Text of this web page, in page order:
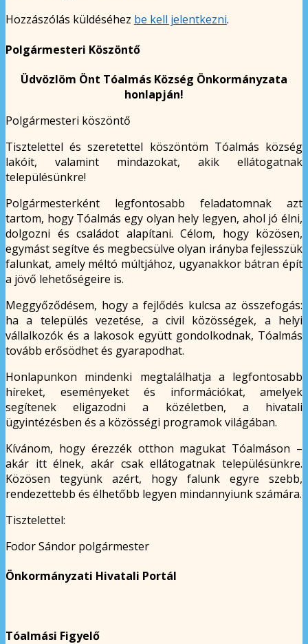
Hozzászólás küldéséhez be kell jelentkezni.
Polgármesteri Köszöntő
Üdvözlöm Önt Tóalmás Község Önkormányzata
honlapján!
Polgármesteri köszöntő
Tisztelettel és szeretettel köszöntöm Tóalmás község
lakóit, valamint mindazokat, akik ellátogatnak
településünkre!
Polgármesterként legfontosabb feladatomnak azt
tartom, hogy Tóalmás egy olyan hely legyen, ahol jó élni,
dolgozni és családot alapítani. Célom, hogy közösen,
egymást segítve és megbecsülve olyan irányba fejlesszük
falunkat, amely méltó múltjához, ugyanakkor bátran épít
a jövő lehetőségeire is.
Meggyőződésem, hogy a fejlődés kulcsa az összefogás:
ha a település vezetése, a civil közösségek, a helyi
vállalkozók és a lakosok együtt gondolkodnak, Tóalmás
tovább erősödhet és gyarapodhat.
Honlapunkon mindenki megtalálhatja a legfontosabb
híreket, eseményeket és információkat, amelyek
segítenek eligazodni a közéletben, a hivatali
ügyintézésben és a közösségi programok világában.
Kívánom, hogy érezzék otthon magukat Tóalmáson –
akár itt élnek, akár csak ellátogatnak településünkre.
Közösen tegyünk azért, hogy falunk egyre szebb,
rendezettebb és élhetőbb legyen mindannyiunk számára.
Tisztelettel:
Fodor Sándor polgármester
Önkormányzati Hivatali Portál
Tóalmási Figyelő